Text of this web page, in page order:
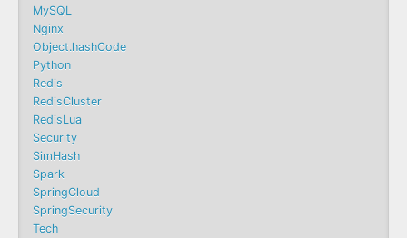
MySQL
Nginx
Object.hashCode
Python
Redis
RedisCluster
RedisLua
Security
SimHash
Spark
SpringCloud
SpringSecurity
Tech